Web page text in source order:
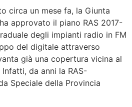
circa un mese fa, la Giunta
approvato il piano RAS 2017-
degli impianti radio in FM
del digitale attraverso
già una copertura vicina al
da anni la RAS-
Speciale della Provincia